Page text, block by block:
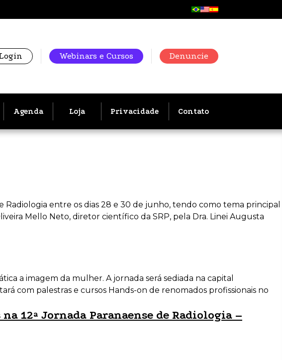
Webinars e Cursos Denuncie
Agenda Loja Privacidade Contato
Radiologia entre os dias 28 e 30 de junho, tendo como tema principal
Mello Neto, diretor científico da SRP, pela Dra. Linei Augusta
a imagem da mulher. A jornada será sediada na capital
com palestras e cursos Hands-on de renomados profissionais no
12ª Jornada Paranaense de Radiologia –